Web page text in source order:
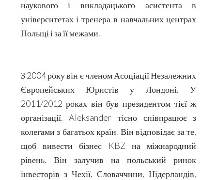
наукового і викладацького асистента в
університетах і тренера в навчальних центрах
Польщі і за її межами.
З 2004 року він є членом Асоціації Незалежних
Європейських Юристів у Лондоні. У
2011/2012 роках він був президентом тієї ж
організації.Aleksander тісно співпрацює з
колегами з багатьох країн. Він відповідає за те,
щоб вивести бізнес
KBZна міжнародний
рівень. Він залучив на польський ринок
інвесторів з Чехії, Словаччини, Нідерландів,